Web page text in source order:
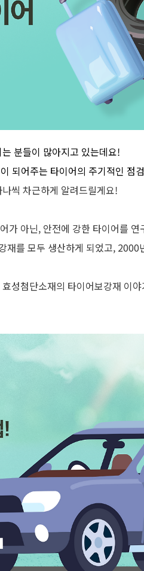
분들이 많아지고 있는데요!
되어주는 타이어의 주기적인 점
씩 차근하게 알려드릴게요!
가 아닌, 안전에 강한 타이어를 연
재를 모두 생산하게 되었고, 2000
성첨단소재의 타이어보강재 이야